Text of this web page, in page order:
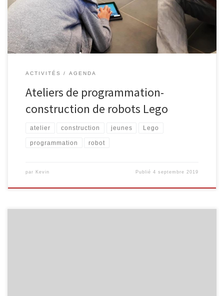
d’apprentissage dans la bonne humeur ! Attention, certains ateliers
demandent des prérequis. Inscription obligatoire. Mercredi […]
ACTIVITÉS AGENDA
Ateliers de programmation-
construction de robots Lego
atelier construction jeunes Lego
programmation robot
par Kevin Publié4 septembre 2019